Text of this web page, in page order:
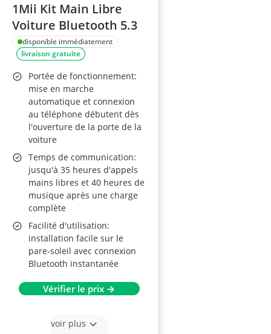
1Mii Kit Main Libre
Voiture Bluetooth 5.3
disponible immédiatement
livraison gratuite
Portée de fonctionnement:
mise en marche
automatique et connexion
au téléphone débutent dès
l'ouverture de la porte de la
voiture
Temps de communication:
jusqu'à 35 heures d'appels
mains libres et 40 heures de
musique après une charge
complète
Facilité d'utilisation:
installation facile sur le
pare-soleil avec connexion
Bluetooth instantanée
Vérifier le prix →
voir plus